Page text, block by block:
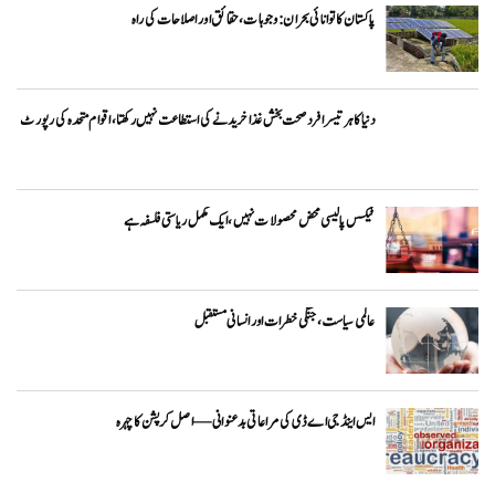
پاکستان کا توانائی بحران: وجوہات، حقائق اور اصلاحات کی راہ
دنیا کا ہر تیسرا فرد صحت بخش غذا خریدنے کی استطاعت نہیں رکھتا، اقوام متحدہ کی رپورٹ
ٹیکس پالیسی محض محصولات نہیں، ایک مکمل ریاستی فلسفہ ہے
عالمی سیاست، جنگی خطرات اور انسانی مستقبل
ایس اینڈ جی اے ڈی کی مراعاتی بدعنوانی — اصل کرپشن کا چہرہ